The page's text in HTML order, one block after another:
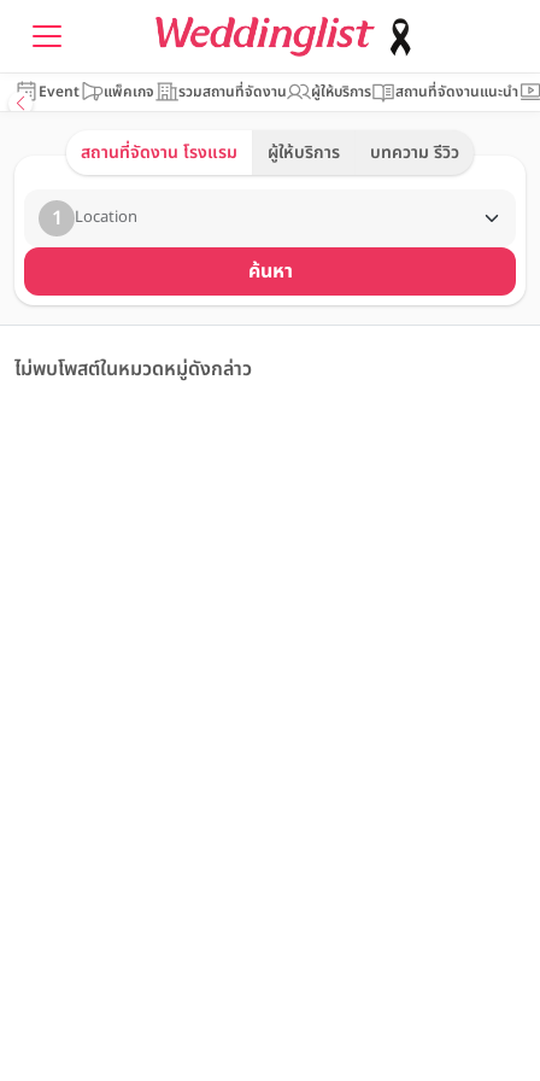
Event แพ็คเกจ รวมสถานที่จัดงาน ผู้ให้บริการ สถานที่จัดงานแนะนำ
สถานที่จัดงาน โรงแรม ผู้ให้บริการ บทความ รีวิว
1 Location
ค้นหา
ไม่พบโพสต์ในหมวดหมู่ดังกล่าว